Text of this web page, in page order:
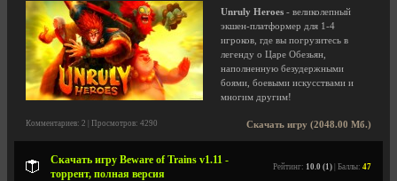
Unruly Heroes - великолепный
экшен-платформер для 1-4
игроков, где вы погрузитесь в
легенду о Царе Обезьян,
наполненную безудержными
боями, боевыми искусствами и
многим другим!
Скачать игру (2048.00 Мб.)
Комментариев: 2 | Просмотров: 4290
Скачать игру Beware of Trains v1.11 -
торрент, полная версия
Рейтинг: 10.0 (1) | Баллы: 47